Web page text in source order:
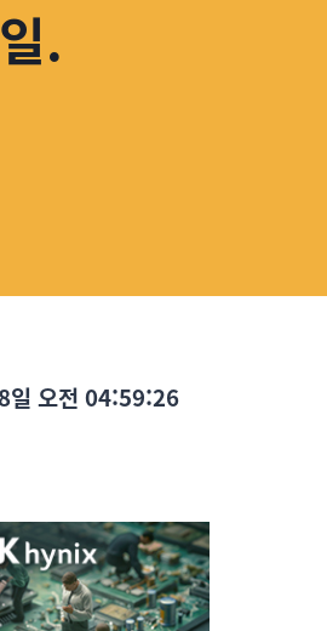
.
일 오전 04:59:27